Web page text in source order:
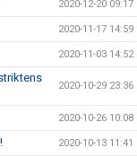
2020-12-20 09:17
2020-11-17 14:59
2020-11-03 14:52
2020-10-29 23:36
2020-10-26 10:08
2020-10-13 11:41